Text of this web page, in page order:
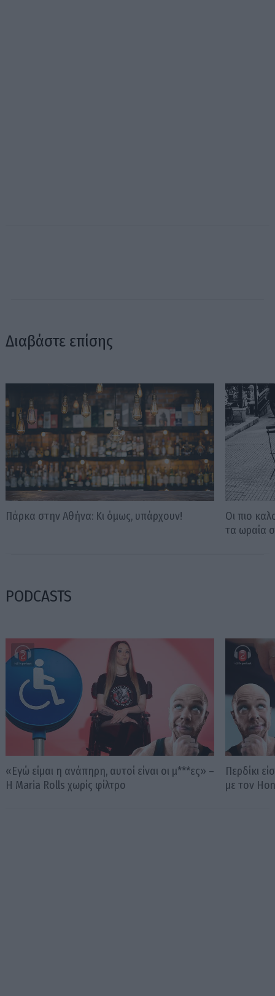
Διαβάστε επίσης
Πάρκα στην Αθήνα: Κι όμως, υπάρχουν!
Οι πιο
τα ωραία
PODCASTS
«Εγώ είμαι η ανάπηρη, αυτοί είναι οι μ***ες» –
Η Maria Rolls χωρίς φίλτρο
Περδίκι
με τον